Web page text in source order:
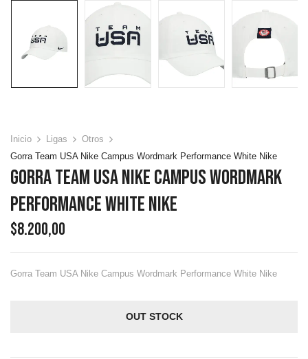
Inicio Ligas
Otros
Gorra Team USA Nike Campus Wordmark Performance White Nike
Gorra Team USA Nike Campus Wordmark
Performance White Nike
$8.200,00
Gorra Team USA Nike Campus Wordmark Performance White Nike
OUT STOCK